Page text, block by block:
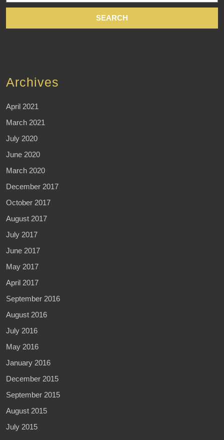
Archives
April 2021
March 2021
July 2020
June 2020
March 2020
December 2017
October 2017
August 2017
July 2017
June 2017
May 2017
April 2017
September 2016
August 2016
July 2016
May 2016
January 2016
December 2015
September 2015
August 2015
July 2015